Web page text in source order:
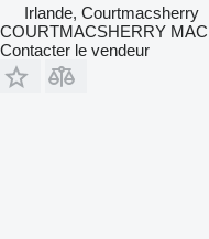
Irlande, Courtmacsherry
COURTMACSHERRY
Contacter le vendeur